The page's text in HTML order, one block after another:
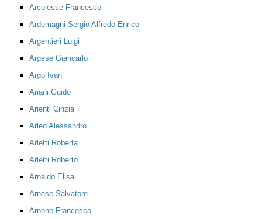
Arcolesse Francesco
Ardemagni Sergio Alfredo Enrico
Argentieri Luigi
Argese Giancarlo
Argo Ivan
Ariani Guido
Arienti Cinzia
Arleo Alessandro
Arletti Roberta
Arletti Roberto
Arnaldo Elisa
Arnese Salvatore
Arnone Francesco